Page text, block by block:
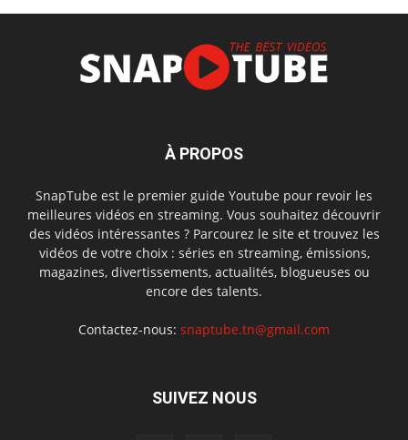
À PROPOS
SnapTube est le premier guide Youtube pour revoir les
meilleures vidéos en streaming. Vous souhaitez découvrir
des vidéos intéressantes ? Parcourez le site et trouvez les
vidéos de votre choix : séries en streaming, émissions,
magazines, divertissements, actualités, blogueuses ou
encore des talents.
Contactez-nous: snaptube.tn@gmail.com
SUIVEZ NOUS